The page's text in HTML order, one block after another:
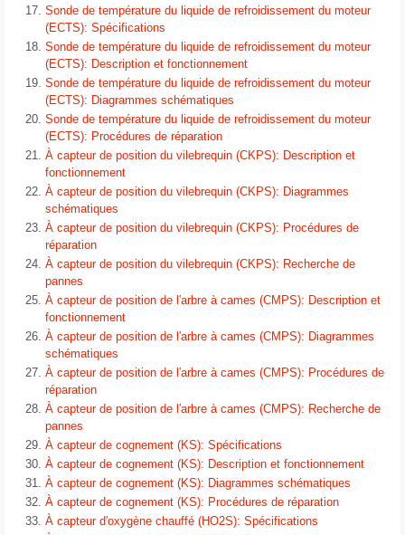
Sonde de température du liquide de refroidissement du moteur
(ECTS): Spécifications
Sonde de température du liquide de refroidissement du moteur
(ECTS): Description et fonctionnement
Sonde de température du liquide de refroidissement du moteur
(ECTS): Diagrammes schématiques
Sonde de température du liquide de refroidissement du moteur
(ECTS): Procédures de réparation
À capteur de position du vilebrequin (CKPS): Description et
fonctionnement
À capteur de position du vilebrequin (CKPS): Diagrammes
schématiques
À capteur de position du vilebrequin (CKPS): Procédures de
réparation
À capteur de position du vilebrequin (CKPS): Recherche de
pannes
À capteur de position de l′arbre à cames (CMPS): Description et
fonctionnement
À capteur de position de l′arbre à cames (CMPS): Diagrammes
schématiques
À capteur de position de l′arbre à cames (CMPS): Procédures de
réparation
À capteur de position de l′arbre à cames (CMPS): Recherche de
pannes
À capteur de cognement (KS): Spécifications
À capteur de cognement (KS): Description et fonctionnement
À capteur de cognement (KS): Diagrammes schématiques
À capteur de cognement (KS): Procédures de réparation
À capteur d′oxygène chauffé (HO2S): Spécifications